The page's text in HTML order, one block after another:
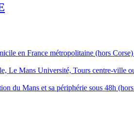
en France métropolitaine (hors
Le Mans Université, Tours centre-ville
du Mans et sa périphérie sous 48h